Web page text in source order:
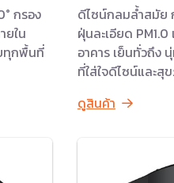
กรอง
ยใน
ทุกพื้นที่
ดีไซน์กลมล้ำสมัย
ฝุ่นละเอียด
อาคาร เย็นทั่วถึง
ที่ใส่ใจดีไซน์และสุ
ดูสินค้า